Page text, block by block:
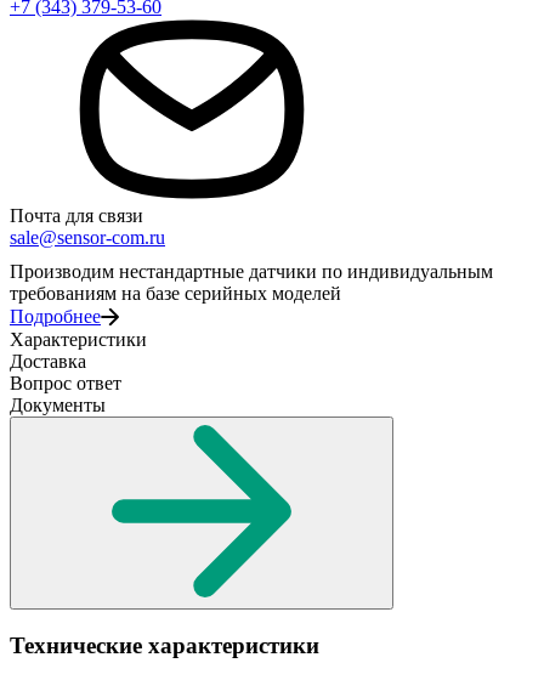
+7 (343) 379-53-60
Почта для связи
sale@sensor-com.ru
Производим нестандартные датчики по индивидуальным
требованиям на базе серийных моделей
Подробнее
Характеристики
Доставка
Вопрос ответ
Документы
Технические характеристики